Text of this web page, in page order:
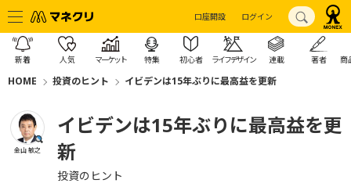
口座開設 ログイン
新着 人気 マーケット 特集 初心者 ライフデザイン 連載 著者 商
HOME 投資のヒント イビデンは15年ぶりに最高益を更新
金山 敏之
イビデンは15年ぶりに最高益を更
新
投資のヒント